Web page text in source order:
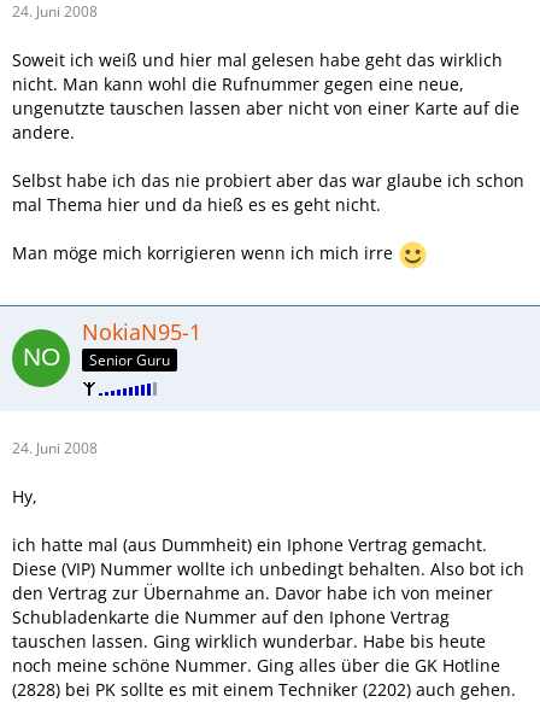
24. Juni 2008
Soweit ich weiß und hier mal gelesen habe geht das wirklich
nicht. Man kann wohl die Rufnummer gegen eine neue,
ungenutzte tauschen lassen aber nicht von einer Karte auf die
andere.
Selbst habe ich das nie probiert aber das war glaube ich schon
mal Thema hier und da hieß es es geht nicht.
Man möge mich korrigieren wenn ich mich irre
NokiaN95-1
Senior Guru
24. Juni 2008
Hy,
ich hatte mal (aus Dummheit) ein Iphone Vertrag gemacht.
Diese (VIP) Nummer wollte ich unbedingt behalten. Also bot ich
den Vertrag zur Übernahme an. Davor habe ich von meiner
Schubladenkarte die Nummer auf den Iphone Vertrag
tauschen lassen. Ging wirklich wunderbar. Habe bis heute
noch meine schöne Nummer. Ging alles über die GK Hotline
(2828) bei PK sollte es mit einem Techniker (2202) auch gehen.